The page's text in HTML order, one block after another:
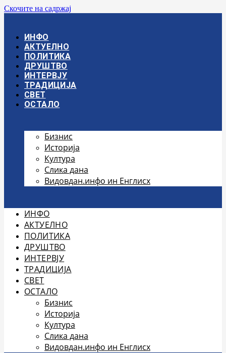
Скочите на садржај
ИНФО
АКТУЕЛНО
ПОЛИТИКА
ДРУШТВО
ИНТЕРВЈУ
ТРАДИЦИЈА
СВЕТ
ОСТАЛО
Бизнис
Историја
Култура
Слика дана
Видовдан.инфо ин Енглисх
ИНФО
АКТУЕЛНО
ПОЛИТИКА
ДРУШТВО
ИНТЕРВЈУ
ТРАДИЦИЈА
СВЕТ
ОСТАЛО
Бизнис
Историја
Култура
Слика дана
Видовдан.инфо ин Енглисх